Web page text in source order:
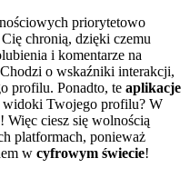
priorytetowo
chronią, dzięki czemu
i komentarze na
o wskaźniki interakcji,
profilu. Ponadto, te aplikacje
widoki Twojego profilu? W
ciesz się wolnością
platformach, ponieważ
w cyfrowym świecie!